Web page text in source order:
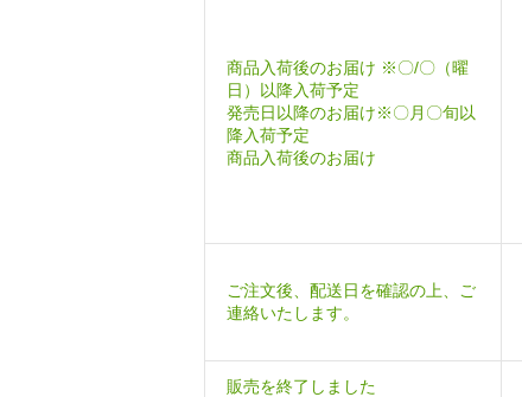
商品入荷後のお届け ※〇/〇（曜
日）以降入荷予定
発売日以降のお届け※〇月〇旬以
降入荷予定
商品入荷後のお届け
ご注文後、配送日を確認の上、ご
連絡いたします。
販売を終了しました